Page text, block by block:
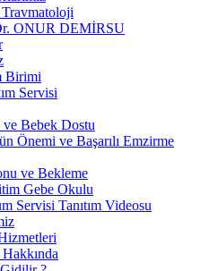
ONUR DEMİRSU
Birimi
Servisi
Bebek Dostu
Önemi ve Başarılı Emzirme
ve Bekleme
Gebe Okulu
Servisi Tanıtım Videosu